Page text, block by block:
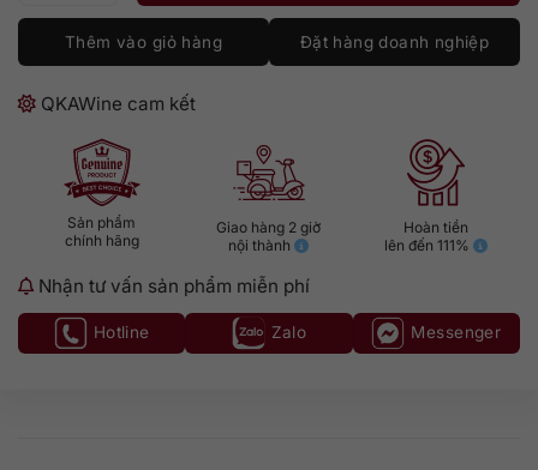
Thêm vào giỏ hàng Đặt hàng doanh nghiệp
QKAWine cam kết
Sản phẩm
chính hãng
Giao hàng 2 giờ
nội thành
Hoàn tiền
lên đến 111%
Nhận tư vấn sản phẩm miễn phí
Hotline Zalo Messenger